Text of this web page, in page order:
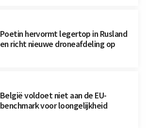
Poetin hervormt legertop in Rusland
en richt nieuwe droneafdeling op
België voldoet niet aan de EU-
benchmark voor loongelijkheid